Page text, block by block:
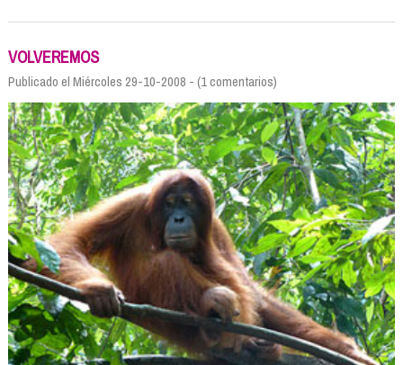
VOLVEREMOS
Publicado el Miércoles 29-10-2008 - (1 comentarios)